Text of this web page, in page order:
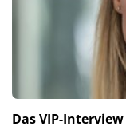
Das VIP-Interview